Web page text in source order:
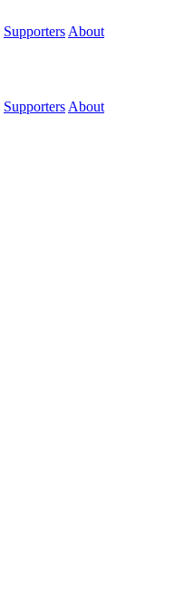
Supporters About
Supporters About